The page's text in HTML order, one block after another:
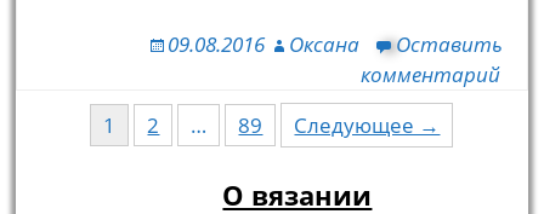
09.08.2016 Оксана
Оставить
комментарий
Навигация по записям
1 2 … 89 Следующее →
О вязании